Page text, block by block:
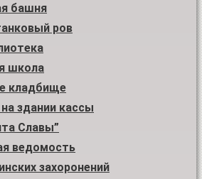
башня
ров
школа
кладбище
здании кассы
Славы”
ведомость
захоронений